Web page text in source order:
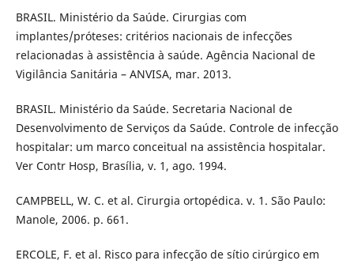
BRASIL. Ministério da Saúde. Cirurgias com
implantes/próteses: critérios nacionais de infecções
relacionadas à assistência à saúde. Agência Nacional de
Vigilância Sanitária – ANVISA, mar. 2013.
BRASIL. Ministério da Saúde. Secretaria Nacional de
Desenvolvimento de Serviços da Saúde. Controle de infecção
hospitalar: um marco conceitual na assistência hospitalar.
Ver Contr Hosp, Brasília, v. 1, ago. 1994.
CAMPBELL, W. C. et al. Cirurgia ortopédica. v. 1. São Paulo:
Manole, 2006. p. 661.
ERCOLE, F. et al. Risco para infecção de sítio cirúrgico em